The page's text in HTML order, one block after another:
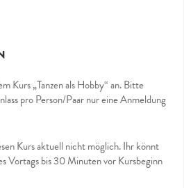
Kurs „Tanzen als Hobby“ an. Bitte
pro Person/Paar nur eine Anmeldung
Kurs aktuell nicht möglich. Ihr könnt
Vortags bis 30 Minuten vor Kursbeginn